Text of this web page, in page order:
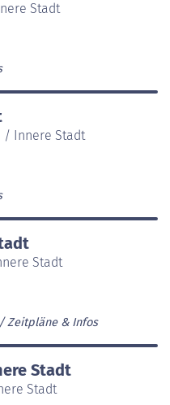
Stadt
/ Innere Stadt
Stadt
Zeitpläne & Infos
Stadt
Stadt